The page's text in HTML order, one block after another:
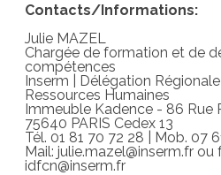
Contacts/Informations:
Julie MAZEL
Chargée de formation et de
compétences
Inserm | Délégation
Ressources Humaines
Immeuble Kadence - 86 Rue
75640 PARIS Cedex 13
Tél. 01 81 70 72 28 | Mob. 07
Mail: julie.mazel@inserm.fr
idfcn@inserm.fr